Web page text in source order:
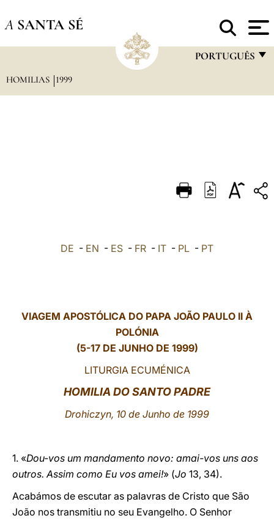
A SANTA SÉ
PORTUGUÊS
DEUTSCH
العربيّة
HOMILIAS 1999
DE - EN - ES - FR - IT - PL - PT
VIAGEM APOSTÓLICA DO PAPA JOÃO PAULO II À
POLÓNIA
(5-17 DE JUNHO DE 1999)
LITURGIA ECUMÉNICA
HOMILIA DO SANTO PADRE
Drohiczyn, 10 de Junho de 1999
1. «Dou-vos um mandamento novo: amai-vos uns aos
outros. Assim como Eu vos amei!» (Jo 13, 34).
Acabámos de escutar as palavras de Cristo que São
João nos transmitiu no seu Evangelho. O Senhor